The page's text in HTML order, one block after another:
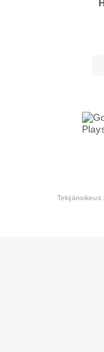
Tekijänoikeus